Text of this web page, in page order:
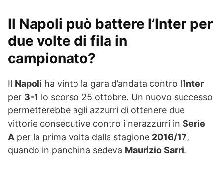
Il Napoli può battere l’Inter per
due volte di fila in
campionato?
Il Napoli ha vinto la gara d’andata contro l’Inter
per 3-1 lo scorso 25 ottobre. Un nuovo successo
permetterebbe agli azzurri di ottenere due
vittorie consecutive contro i nerazzurri in Serie
A per la prima volta dalla stagione 2016/17,
quando in panchina sedeva Maurizio Sarri.